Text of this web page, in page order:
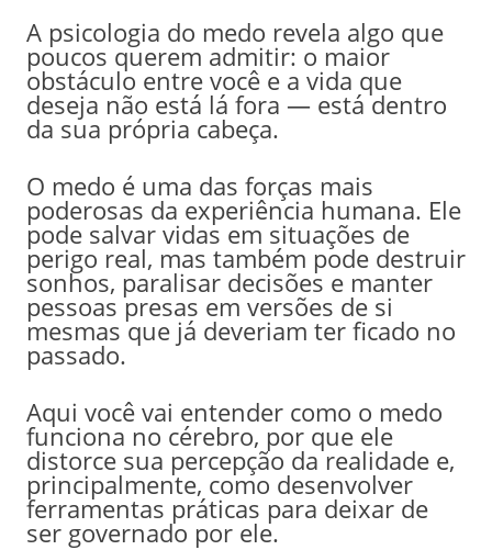
A psicologia do medo revela algo que
poucos querem admitir: o maior
obstáculo entre você e a vida que
deseja não está lá fora — está dentro
da sua própria cabeça.
O medo é uma das forças mais
poderosas da experiência humana. Ele
pode salvar vidas em situações de
perigo real, mas também pode destruir
sonhos, paralisar decisões e manter
pessoas presas em versões de si
mesmas que já deveriam ter ficado no
passado.
Aqui você vai entender como o medo
funciona no cérebro, por que ele
distorce sua percepção da realidade e,
principalmente, como desenvolver
ferramentas práticas para deixar de
ser governado por ele.